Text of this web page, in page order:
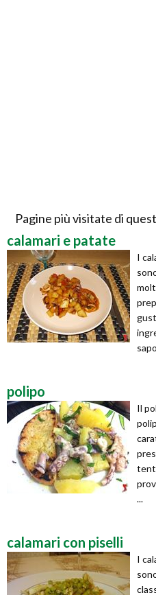
Pagine più visitate di
calamari e patate
I
polipo
Il
...
calamari con piselli
I